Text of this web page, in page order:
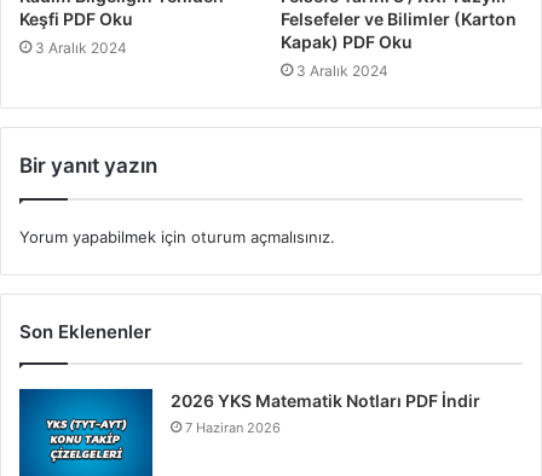
Keşfi PDF Oku
3 Aralık 2024
Felsefeler ve Bilimler (Karton
Kapak) PDF Oku
3 Aralık 2024
Bir yanıt yazın
Yorum yapabilmek için oturum açmalısınız.
Son Eklenenler
2026 YKS Matematik Notları PDF İndir
7 Haziran 2026